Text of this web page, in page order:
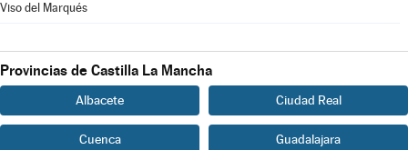
Viso del Marqués
Provincias de Castilla La Mancha
Albacete Ciudad Real
Cuenca Guadalajara